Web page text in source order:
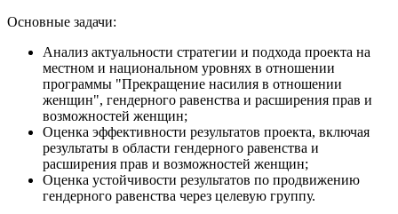
Основные задачи:
Анализ актуальности стратегии и подхода проекта на
местном и национальном уровнях в отношении
программы "Прекращение насилия в отношении
женщин", гендерного равенства и расширения прав и
возможностей женщин;
Оценка эффективности результатов проекта, включая
результаты в области гендерного равенства и
расширения прав и возможностей женщин;
Оценка устойчивости результатов по продвижению
гендерного равенства через целевую группу.